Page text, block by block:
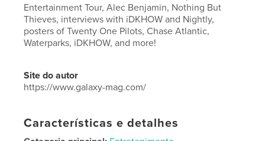
Entertainment Tour, Alec Benjamin, Nothing But
Thieves, interviews with iDKHOW and Nightly,
posters of Twenty One Pilots, Chase Atlantic,
Waterparks, iDKHOW, and more!
Site do autor
https://www.galaxy-mag.com/
Características e detalhes